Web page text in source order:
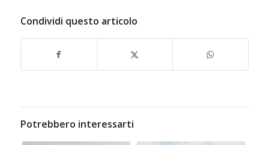
Condividi questo articolo
Potrebbero interessarti